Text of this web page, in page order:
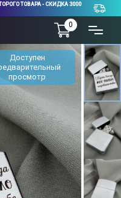
ТОВАРА - СКИДКА 3000
0
Доступен
просмотр